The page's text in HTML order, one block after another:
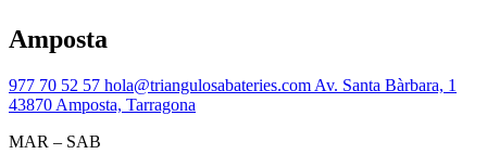
Amposta
977 70 52 57 hola@triangulosabateries.com Av. Santa Bàrbara, 1
43870 Amposta, Tarragona
MAR – SAB